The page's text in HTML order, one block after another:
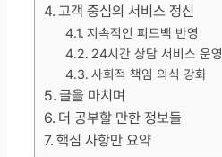
고객 중심의 서비스 정신
지속적인 피드백 반영
24시간 상담 서비스 운영
사회적 책임 의식 강화
글을 마치며
더 공부할 만한 정보들
핵심 사항만 요약